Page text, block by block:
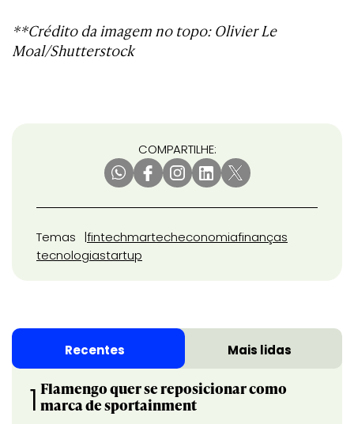
**Crédito da imagem no topo: Olivier Le
Moal/Shutterstock
COMPARTILHE:
Temas fintechmartecheconomiafinanças
tecnologiastartup
Recentes Mais lidas
1 Flamengo quer se reposicionar como
marca de sportainment